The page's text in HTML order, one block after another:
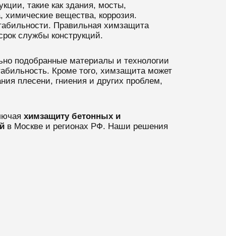
такие как здания, мосты,
вещества, коррозия.
Правильная химзащита
службы конструкций.
подобранные материалы и технологии
Кроме того, химзащита может
плесени, гниения и других проблем,
химзащиту бетонных и
в Москве и регионах РФ. Наши решения